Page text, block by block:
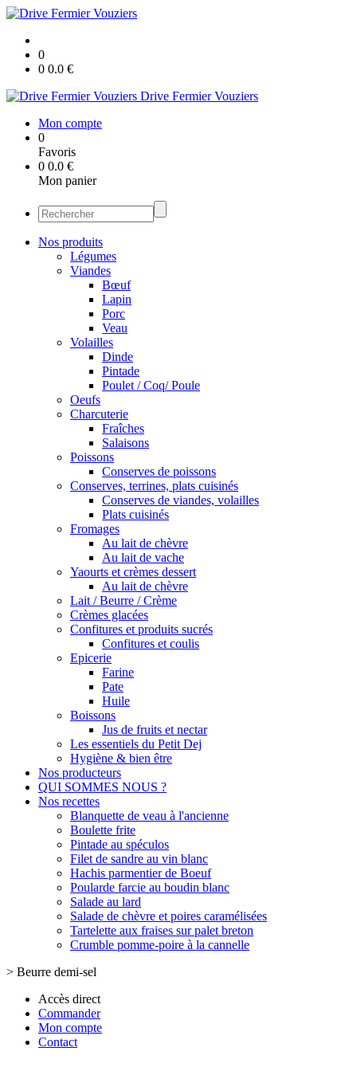
0
0 0.0 €
Drive Fermier Vouziers
Mon compte
0
Favoris
0 0.0 €
Mon panier
Nos produits
Légumes
Viandes
Bœuf
Lapin
Porc
Veau
Volailles
Dinde
Pintade
Poulet / Coq/ Poule
Oeufs
Charcuterie
Fraîches
Salaisons
Poissons
Conserves de poissons
Conserves, terrines, plats cuisinés
Conserves de viandes, volailles
Plats cuisinés
Fromages
Au lait de chèvre
Au lait de vache
Yaourts et crèmes dessert
Au lait de chèvre
Lait / Beurre / Crème
Crèmes glacées
Confitures et produits sucrés
Confitures et coulis
Epicerie
Farine
Pate
Huile
Boissons
Jus de fruits et nectar
Les essentiels du Petit Dej
Hygiène & bien être
Nos producteurs
QUI SOMMES NOUS ?
Nos recettes
Blanquette de veau à l'ancienne
Boulette frite
Pintade au spéculos
Filet de sandre au vin blanc
Hachis parmentier de Boeuf
Poularde farcie au boudin blanc
Salade au lard
Salade de chèvre et poires caramélisées
Tartelette aux fraises sur palet breton
Crumble pomme-poire à la cannelle
> Beurre demi-sel
Accès direct
Commander
Mon compte
Contact